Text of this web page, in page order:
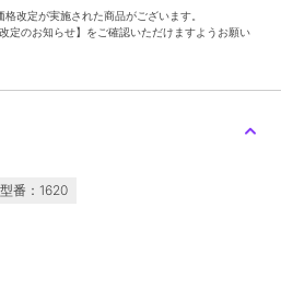
改定が実施された商品がございます。
定のお知らせ】をご確認いただけますようお願い
型番：1620